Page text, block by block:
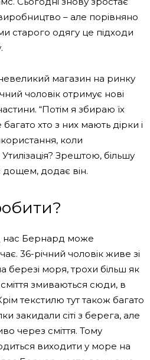
– але порівняно
старого одягу це підходи
магазин на ринку
чоловік отримує нові
“Потім я збираю їх
хто з них мають дірки і
коли
Зрештою, більшу
дощем, додає він.
нас Бернард може
36-річний чоловік живе зі
березі моря, трохи більш як
змиваються сюди, в
текстилю тут також багато
закидали сіті з берега, але
через сміття. Тому
виходити у море на